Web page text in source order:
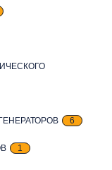
6
1